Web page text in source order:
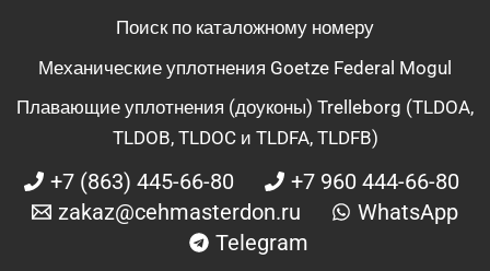
Поиск по каталожному номеру
Механические уплотнения Goetze Federal Mogul
Плавающие уплотнения (доуконы) Trelleborg (TLDOA,
TLDOB, TLDOC и TLDFA, TLDFB)
+7 (863) 445-66-80
+7 960 444-66-80
zakaz@cehmasterdon.ru
WhatsApp
Telegram